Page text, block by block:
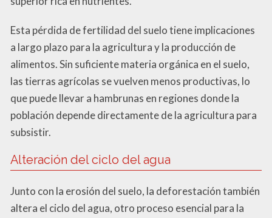
Esta pérdida de fertilidad del suelo tiene implicaciones
a largo plazo para la agricultura y la producción de
alimentos. Sin suficiente materia orgánica en el suelo,
las tierras agrícolas se vuelven menos productivas, lo
que puede llevar a hambrunas en regiones donde la
población depende directamente de la agricultura para
subsistir.
Alteración del ciclo del agua
Junto con la erosión del suelo, la deforestación también
altera el ciclo del agua, otro proceso esencial para la